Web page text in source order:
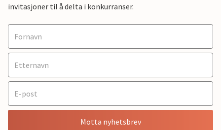
invitasjoner til å delta i konkurranser.
Motta nyhetsbrev